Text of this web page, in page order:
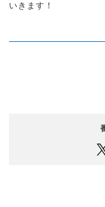
いきます！
先週の鉄風東京 から
今夜もONAIRをチェッ